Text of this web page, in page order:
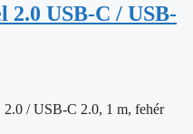
2.0 USB-C / USB-